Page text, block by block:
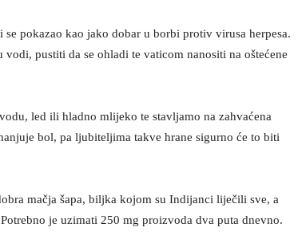
pokazao kao jako dobar u borbi protiv virusa herpesa.
pustiti da se ohladi te vaticom nanositi na oštećene
led ili hladno mlijeko te stavljamo na zahvaćena
bol, pa ljubiteljima takve hrane sigurno će to biti
mačja šapa, biljka kojom su Indijanci liječili sve, a
je uzimati 250 mg proizvoda dva puta dnevno.